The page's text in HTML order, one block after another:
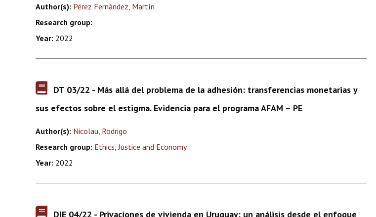
Author(s): Pérez Fernández, Martín
Research group:
Year: 2022
DT 03/22 - Más allá del problema de la adhesión: transferencias monetarias y
sus efectos sobre el estigma. Evidencia para el programa AFAM – PE
Author(s): Nicolau, Rodrigo
Research group: Ethics, Justice and Economy
Year: 2022
DIE 04/22 - Privaciones de vivienda en Uruguay: un análisis desde el enfoque